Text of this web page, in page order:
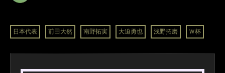
日本代表 前田大然 南野拓実 大迫勇也 浅野拓磨 Ｗ杯